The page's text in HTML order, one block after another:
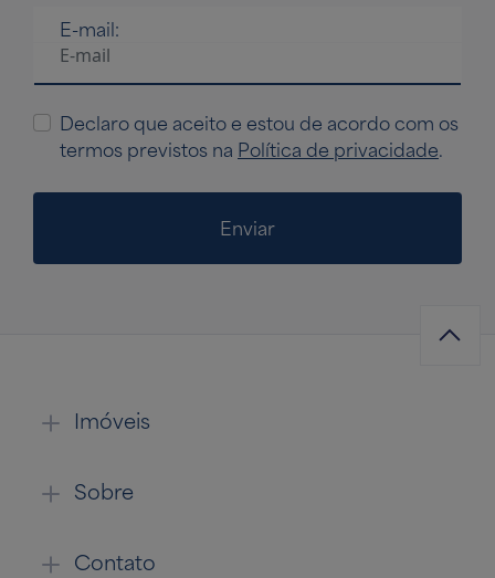
E-mail:
Declaro que aceito e estou de acordo com os
termos previstos na Política de privacidade.
Enviar
Imóveis
Sobre
Contato